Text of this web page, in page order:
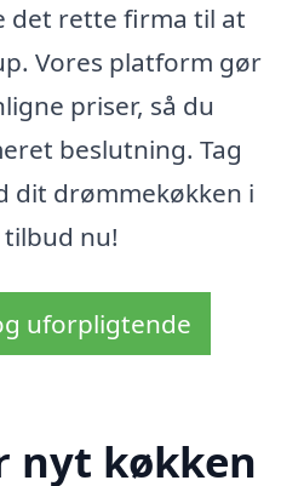
det rette firma til at
Vores platform gør
priser, så du
beslutning. Tag
dit drømmekøkken i
nu!
uforpligtende
nyt køkken